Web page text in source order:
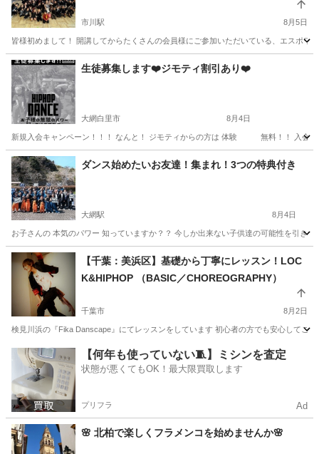
アットホームなスクール⭐︎通い放題制度＆回数券で
来れる時に楽しくダンス☆体験無料】
市川駅 8月5日
皆様初めまして！ 開講してからたくさんの会員様にご参加いただいている、エスポワ
千葉 市川市 市川駅 ダンス エスポワール
生徒募集します❤️ジモティ割引あり❤️
大網白里市 8月4日
新規入会キャンペーン！！！ なんと！ ジモティからの方は 体験 無料！！ 入会金
千葉 大網白里市 ヒップホップ クラス
ダンス始めたいお友達！集まれ！3つの特典付き
大網駅 8月4日
お子さんの 本気のパワー 知っていますか？？ 今しか出来ない子供達の可能性を引き
千葉 東金市 大網駅 ヒップホップ 無料
【千葉：美浜区】基礎から丁寧にレッスン！LOC
K&HIPHOP （BASIC／CHOREOGRAPHY）
千葉市 8月2日
検見川浜の『Fika Danscape』にてレッスンをしています 初心者の方でも安心してご
千葉 千葉市 ヒップホップ クラス
【何年も使っていない🧵】ミシンを査定
状態が悪くてもOK！最大限買取します
プリフラ Ad
🌸 北柏で楽しくフラメンコを始めませんか🌸